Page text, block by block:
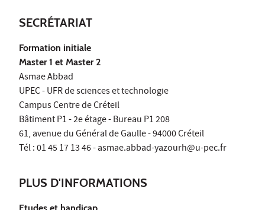
SECRÉTARIAT
Formation initiale
Master 1 et Master 2
Asmae Abbad
UPEC - UFR de sciences et technologie
Campus Centre de Créteil
Bâtiment P1 - 2e étage - Bureau P1 208
61, avenue du Général de Gaulle - 94000 Créteil
Tél : 01 45 17 13 46 - asmae.abbad-yazourh@u-pec.fr
PLUS D'INFORMATIONS